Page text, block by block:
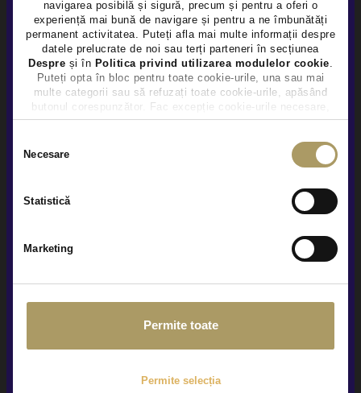
navigarea posibilă și sigură, precum și pentru a oferi o
experiență mai bună de navigare și pentru a ne îmbunătăți
permanent activitatea. Puteți afla mai multe informații despre
datele prelucrate de noi sau terți parteneri în secțiunea
Despre și în Politica privind utilizarea modulelor cookie.
Puteți opta în bloc pentru toate cookie-urile, una sau mai
multe categorii sau să refuzați toate cookie-urile, apăsând
butonul corespunzător. Fac excepție cookie-urile necesare,
care sunt activate automat, conform legislației în vigoare.
Necesare
Statistică
Marketing
Permite toate
Permite selecția
6.800 €
TVA INCLUS DEDUCTIBIL
Diesel
175.319Km 2017
Rulat
×